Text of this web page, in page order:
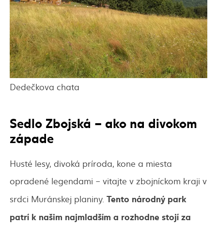
Dedečkova chata
Sedlo Zbojská – ako na divokom
západe
Husté lesy, divoká príroda, kone a miesta
opradené legendami – vitajte v zbojníckom kraji v
srdci Muránskej planiny. Tento národný park
patrí k našim najmladším a rozhodne stojí za